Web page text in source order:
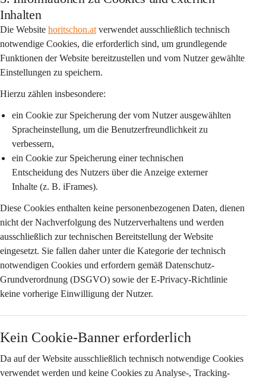
Inhalten
Die Website horitschon.at verwendet ausschließlich technisch
notwendige Cookies, die erforderlich sind, um grundlegende
Funktionen der Website bereitzustellen und vom Nutzer gewählte
Einstellungen zu speichern.
Hierzu zählen insbesondere:
ein Cookie zur Speicherung der vom Nutzer ausgewählten
Spracheinstellung, um die Benutzerfreundlichkeit zu
verbessern,
ein Cookie zur Speicherung einer technischen
Entscheidung des Nutzers über die Anzeige externer
Inhalte (z. B. iFrames).
Diese Cookies enthalten keine personenbezogenen Daten, dienen
nicht der Nachverfolgung des Nutzerverhaltens und werden
ausschließlich zur technischen Bereitstellung der Website
eingesetzt. Sie fallen daher unter die Kategorie der technisch
notwendigen Cookies und erfordern gemäß Datenschutz-
Grundverordnung (DSGVO) sowie der E-Privacy-Richtlinie
keine vorherige Einwilligung der Nutzer.
Kein Cookie-Banner erforderlich
Da auf der Website ausschließlich technisch notwendige Cookies
verwendet werden und keine Cookies zu Analyse-, Tracking-